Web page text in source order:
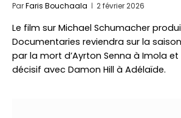
ParFaris Bouchaala 2 février 2026
Le film sur Michael Schumacher
Documentaries reviendra sur la
par la mort d’Ayrton Senna à Imola
décisif avec Damon Hill à Adélaïde.